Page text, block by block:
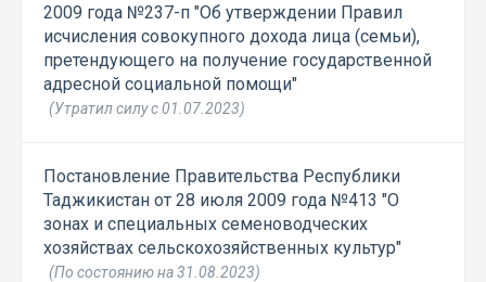
2009 года №237-п "Об утверждении Правил
исчисления совокупного дохода лица (семьи),
претендующего на получение государственной
адресной социальной помощи"
(Утратил силу с 01.07.2023)
Постановление Правительства Республики
Таджикистан от 28 июля 2009 года №413 "О
зонах и специальных семеноводческих
хозяйствах сельскохозяйственных культур"
(По состоянию на 31.08.2023)